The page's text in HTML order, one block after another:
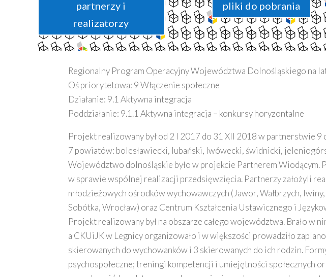
partnerzy i
realizatorzy
pliki do pobrania
Regionalny Program Operacyjny Województwa Dolnośląskiego na
Oś priorytetowa: 9 Włączenie społeczne
Działanie: 9.1 Aktywna integracja
Poddziałanie: 9.1.1 Aktywna integracja – konkursy horyzontalne
Projekt realizowany był od 2 I 2017 do 31 XII 2018 w partnerstwie
7 powiatów: bolesławiecki, lubański, lwówecki, świdnicki,
Województwo dolnośląskie było w projekcie Partnerem
w sprawie wspólnej realizacji przedsięwzięcia. Partnerzy założyli
młodzieżowych ośrodków wychowawczych (Jawor, Wałbrzych,
Sobótka, Wrocław) oraz Centrum Kształcenia Ustawicznego i
Projekt realizowany był na obszarze całego województwa. Brało w
a CKUiJK w Legnicy organizowało i w większości prowadziło
skierowanych do wychowanków i 3 skierowanych do ich rodzin.
psychospołeczne; treningi kompetencji i umiejętności społecznych